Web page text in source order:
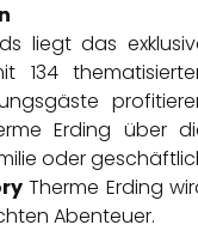
liegt das
134
Erding über
oder
Therme Erding
Abenteuer.